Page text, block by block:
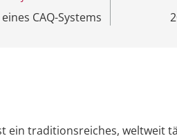
CAQ-Systems
ein traditionsreiches, weltweit